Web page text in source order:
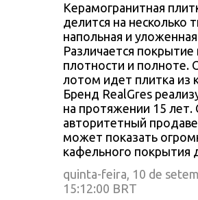
Керамогранитная
делится на несколько
напольная и
Различается покрытие
плотности и полноте.
лотом идет плитка из
Бренд RealGres
на протяжении 15
авторитетный
может показать
кафельного покрытия
quinta-feira, 10 de
15:12:00 BRT